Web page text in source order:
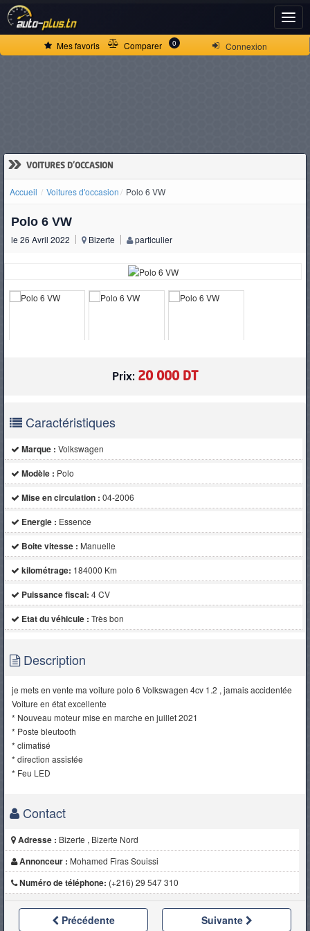
Connexion
Mes favoris Comparer 0
» VOITURES D'OCCASION
Accueil Voitures d'occasion Polo 6 VW
Polo 6 VW
le 26 Avril 2022 Bizerte particulier
Prix: 20 000 DT
Caractéristiques
Marque : Volkswagen
Modèle : Polo
Mise en circulation : 04-2006
Energie : Essence
Boite vitesse : Manuelle
kilométrage: 184000 Km
Puissance fiscal: 4 CV
Etat du véhicule : Très bon
Description
je mets en vente ma voiture polo 6 Volkswagen 4cv 1.2 , jamais accidentée
Voiture en état excellente
* Nouveau moteur mise en marche en juillet 2021
* Poste bleutooth
* climatisé
* direction assistée
* Feu LED
Contact
Adresse : Bizerte , Bizerte Nord
Annonceur : Mohamed Firas Souissi
Numéro de téléphone: (+216) 29 547 310
Précédente Suivante
ACCUEIL
D'OCCASION